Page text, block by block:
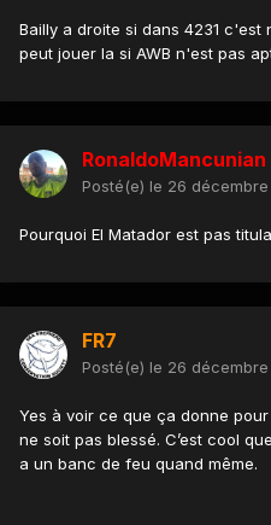
Bailly a droite si dans 4231 c'est
peut jouer la si AWB n'est pas
RonaldoMancunian
Posté(e) le 26
Pourquoi El Matador est pas
FR7
Posté(e) le 26
Yes à voir ce que ça donne
ne soit pas blessé. C’est cool
a un banc de feu quand même.